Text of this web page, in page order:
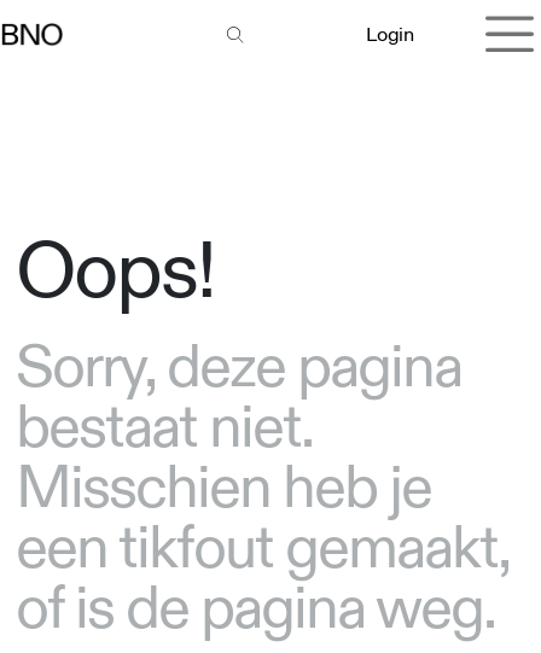
Login
Oops!
Sorry, deze pagina
bestaat niet.
Misschien heb je
een tikfout gemaakt,
of is de pagina weg.